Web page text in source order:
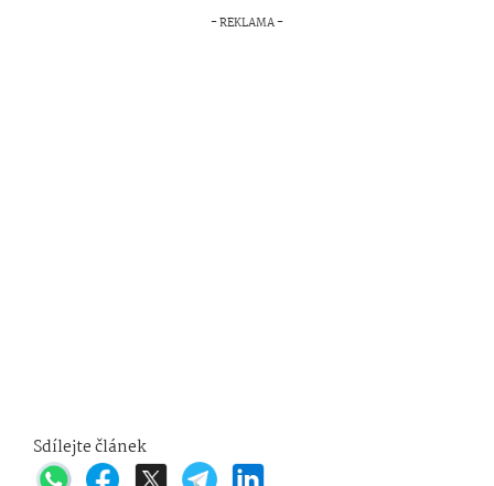
Sdílejte článek